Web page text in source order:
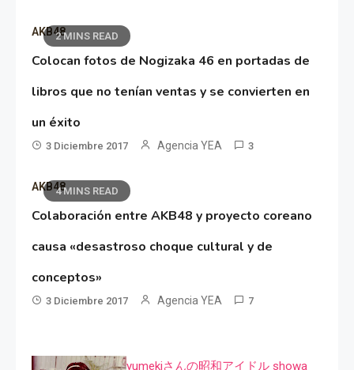
2 MINS READ
AKB48
Colocan fotos de Nogizaka 46 en portadas de
libros que no tenían ventas y se convierten en
un éxito
3 Diciembre 2017 Agencia YEA 3
4 MINS READ
AKB48
Colaboración entre AKB48 y proyecto coreano
causa «desastroso choque cultural y de
conceptos»
3 Diciembre 2017 Agencia YEA 7
yumekiさんの昭和アイドル showa